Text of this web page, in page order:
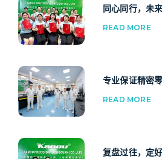
同心同行，
READ MORE
专业保证精密
READ MORE
复盘过往，定